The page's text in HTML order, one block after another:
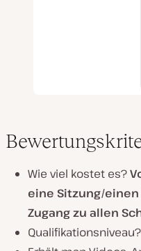
Wie viel kostet es?
eine Sitzung/einen
Zugang zu allen
Qualifikationsniveau?